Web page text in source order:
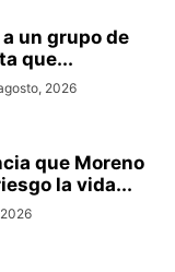
un grupo de
que...
2026
que Moreno
la vida...